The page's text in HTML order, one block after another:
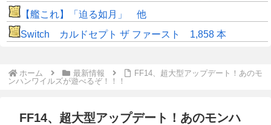
【艦これ】「迫る如月」 他
Switch カルドセプト ザ ファースト 1,858 本
ホーム 最新情報
FF14、超大型アップデート！あのモ
ンハンワイルズが遊べるぞ！！！
FF14、超大型アップデート！あのモンハ